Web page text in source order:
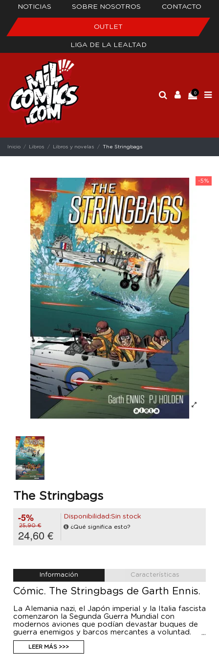
NOTICIAS SOBRE NOSOTROS CONTACTO
OUTLET
LIGA DE LA LEALTAD
0
Inicio Libros Libros y novelas The Stringbags
-5%
The Stringbags
-5%
25,90 €
24,60 €
Disponibilidad:Sin stock
¿Qué significa esto?
Información Características
Cómic. The Stringbags de Garth Ennis.
La Alemania nazi, el Japón imperial y la Italia fascista
comenzaron la Segunda Guerra Mundial con
modernos aviones que podían devastar buques de
guerra enemigos y barcos mercantes a voluntad.
Los escuadrones de la Royal Navy británica fueron
a la guerra equipados con el Fairey Swordfish. Un
torpedero biplano en la era de los monoplanos, el
LEER MÁS >>>